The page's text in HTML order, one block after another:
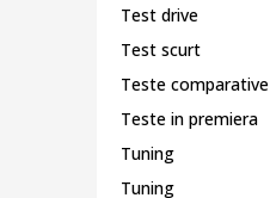
Test drive
Test scurt
Teste comparative
Teste in premiera
Tuning
Tuning